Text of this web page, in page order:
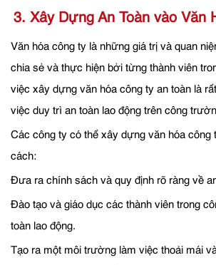
3. Xây Dựng An Toàn vào Văn
Văn hóa công ty là những giá trị và quan
chia sẻ và thực hiện bởi từng thành viên
việc xây dựng văn hóa công ty an toàn là
việc duy trì an toàn lao động trên công
Các công ty có thể xây dựng văn hóa công
cách:
Đưa ra chính sách và quy định rõ ràng về
Đào tạo và giáo dục các thành viên trong
toàn lao động.
Tạo ra một môi trường làm việc thoải mái